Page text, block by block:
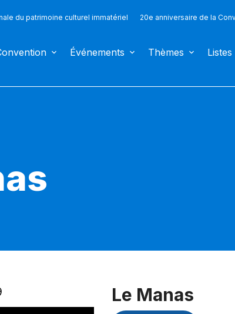
du patrimoine culturel immatériel 20e anniversaire de la
Événements Thèmes Listes
Le Manas